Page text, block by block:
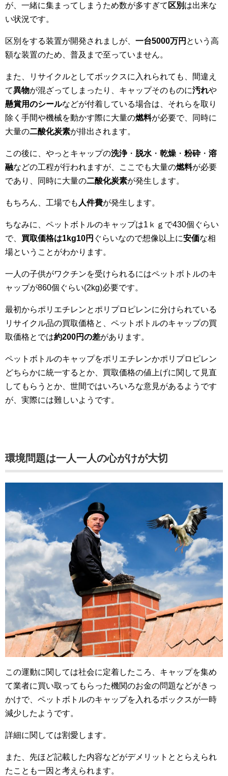
が、一緒に集まってしまうため数が多すぎて 区別 は出来な
い状況です。
区別をする装置が開発されましが、 一台5000万円 という高
額な装置のため、普及まで至っていません。
また、リサイクルとしてボックスに入れられても、間違え
て異物が混ざってしまったり、キャップそのものに汚れや
懸賞用のシールなどが付着している場合は、それらを取り
除く手間や機械を動かす際に大量の燃料が必要で、同時に
大量の二酸化炭素が排出されます。
この後に、やっとキャップの洗浄・ 脱水・ 乾燥 ・ 粉砕 ・ 溶
融などの工程が行われますが、ここでも大量の燃料が必要
であり、同時に大量の二酸化炭素が発生します。
もちろん、工場でも 人件費が発生します。
ちなみに、ペットボトルのキャップは1ｋｇで430個ぐらい
で、 買取価格は1kg10円 ぐらいなので想像以上に安価な相
場ということがわかります。
一人の子供がワクチンを受けられるにはペットボトルのキ
ャップが860個ぐらい(2kg)必要です。
最初からポリエチレンとポリプロピレンに分けられている
リサイクル品の買取価格と、ペットボトルのキャップの買
取価格とでは約200円の差があります。
ペットボトルのキャップをポリエチレンかポリプロピレン
どちらかに統一するとか、買取価格の値上げに関して見直
してもらうとか、世間ではいろいろな意見があるようです
が、実際には難しいようです。
環境問題は一人一人の心がけが大切
この運動に関しては社会に定着したころ、キャップを集め
て業者に買い取ってもらった機関のお金の問題などがきっ
かけで、ペットボトルのキャップを入れるボックスが一時
減少したようです。
詳細に関しては割愛します。
また、先ほど記載した内容などがデメリットととらえられ
たことも一因と考えられます。